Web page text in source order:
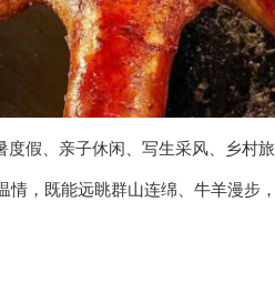
假、亲子休闲、写生采风、乡村
，既能远眺群山连绵、牛羊漫步